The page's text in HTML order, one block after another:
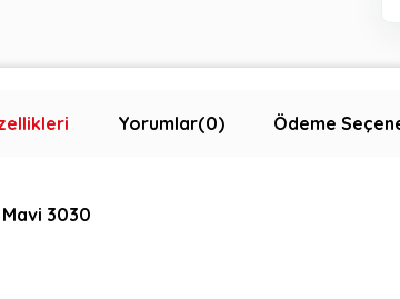
Yorumlar(0) Ödeme
3030